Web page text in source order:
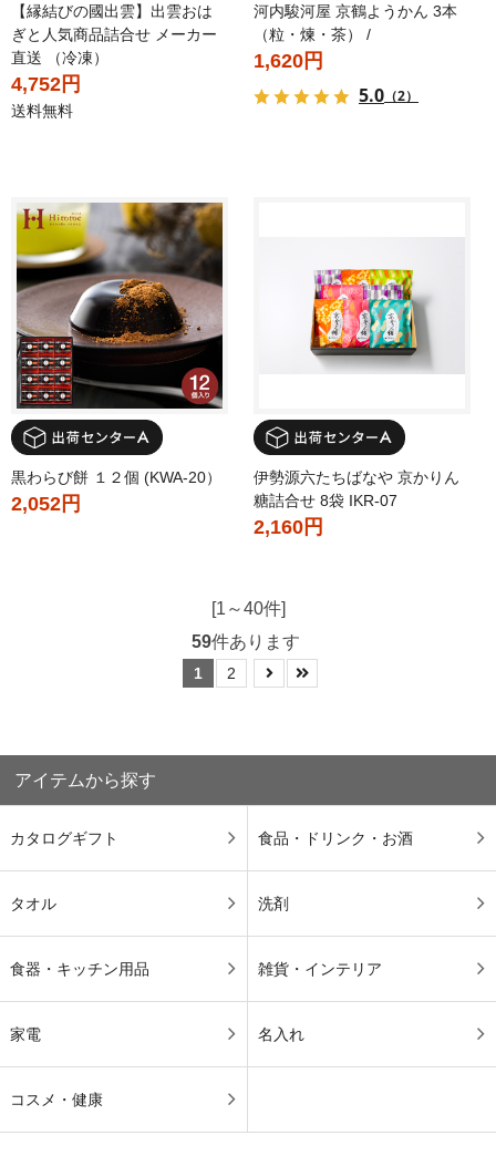
【縁結びの國出雲】出雲おは
ぎと人気商品詰合せ メーカー
直送 （冷凍）
4,752円
送料無料
河内駿河屋 京鶴ようかん 3本
（粒・煉・茶） /
1,620円
5.0 （2）
黒わらび餅 １２個 (KWA-20）
2,052円
伊勢源六たちばなや 京かりん
糖詰合せ 8袋 IKR-07
2,160円
[1～40件]
59件あります
1 2
アイテムから探す
カタログギフト 食品・ドリンク・お酒
タオル 洗剤
食器・キッチン用品 雑貨・インテリア
家電 名入れ
コスメ・健康